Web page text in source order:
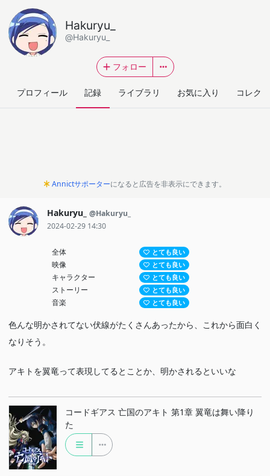
Hakuryu_
@Hakuryu_
フォロー
プロフィール 記録 ライブラリ お気に入り コレク
Annictサポーターになると広告を非表示にできます。
Hakuryu_ @Hakuryu_
2024-02-29 14:30
全体 とても良い
映像 とても良い
キャラクター とても良い
ストーリー とても良い
音楽 とても良い
色んな明かされてない伏線がたくさんあったから、これから面白く
なりそう。
アキトを翼竜って表現してるとことか、明かされるといいな
コードギアス 亡国のアキト 第1章 翼竜は舞い降り
た